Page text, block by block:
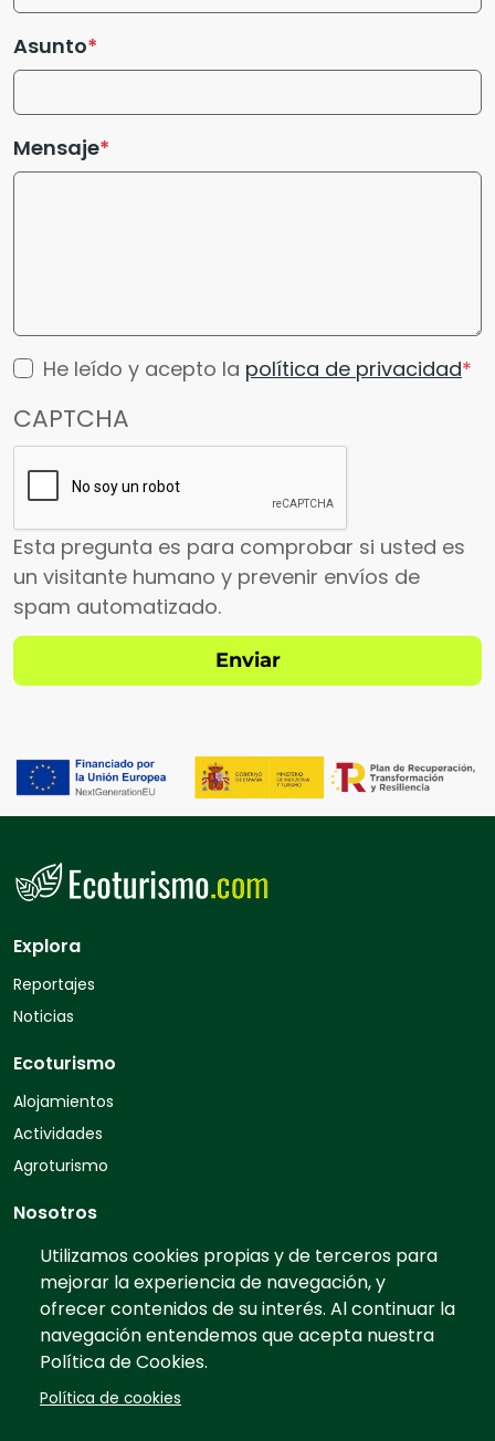
Asunto
Mensaje
He leído y acepto la política de privacidad
CAPTCHA
Esta pregunta es para comprobar si usted es
un visitante humano y prevenir envíos de
spam automatizado.
Utilizamos cookies propias y de terceros para
mejorar la experiencia de navegación, y
ofrecer contenidos de su interés. Al continuar la
navegación entendemos que acepta nuestra
Política de Cookies.
Política de cookies
Explora
Reportajes
Noticias
Ecoturismo
Alojamientos
Actividades
Agroturismo
Nosotros
Quiénes somos
Contacto
Preguntas frecuentes
Tarifas
Información